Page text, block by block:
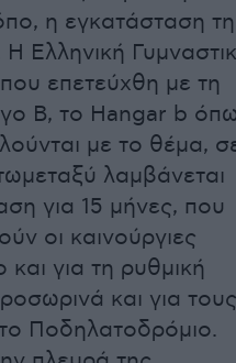
η εγκατάσταση
Ελληνική
επετεύχθη με τη
Β, το Hangar b
με το θέμα,
λαμβάνεται
για 15 μήνες, που
οι καινούργιες
για τη ρυθμική
και για τους
Ποδηλατοδρόμιο.